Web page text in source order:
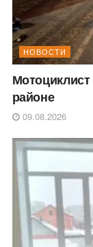
НОВОСТИ
районе
09.08.2026